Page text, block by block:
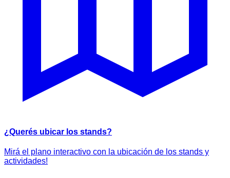
¿Querés ubicar los stands?
Mirá el plano interactivo con la ubicación de los stands y
actividades!